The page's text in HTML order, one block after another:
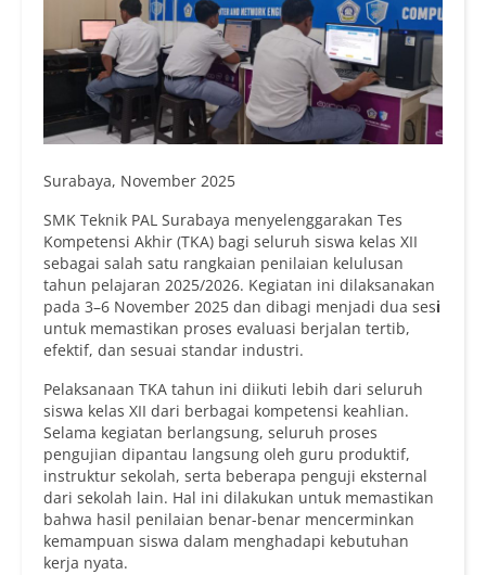
Surabaya, November 2025
SMK Teknik PAL Surabaya menyelenggarakan Tes
Kompetensi Akhir (TKA) bagi seluruh siswa kelas XII
sebagai salah satu rangkaian penilaian kelulusan
tahun pelajaran 2025/2026. Kegiatan ini dilaksanakan
pada 3–6 November 2025 dan dibagi menjadi dua sesi
untuk memastikan proses evaluasi berjalan tertib,
efektif, dan sesuai standar industri.
Pelaksanaan TKA tahun ini diikuti lebih dari seluruh
siswa kelas XII dari berbagai kompetensi keahlian.
Selama kegiatan berlangsung, seluruh proses
pengujian dipantau langsung oleh guru produktif,
instruktur sekolah, serta beberapa penguji eksternal
dari sekolah lain. Hal ini dilakukan untuk memastikan
bahwa hasil penilaian benar-benar mencerminkan
kemampuan siswa dalam menghadapi kebutuhan
kerja nyata.